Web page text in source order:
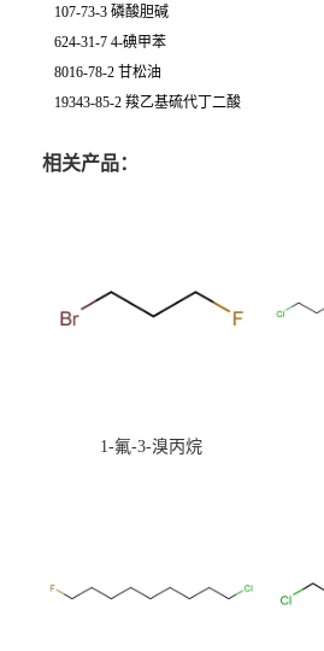
107-73-3 磷酸胆碱
624-31-7 4-碘甲苯
8016-78-2 甘松油
19343-85-2 羧乙基硫代丁二酸
相关产品：
1-氟-3-溴丙烷